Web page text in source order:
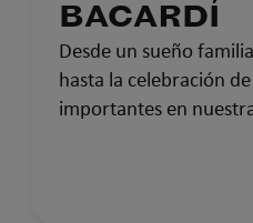
BACARDÍ
Desde un sueño
hasta la celebración
importantes en